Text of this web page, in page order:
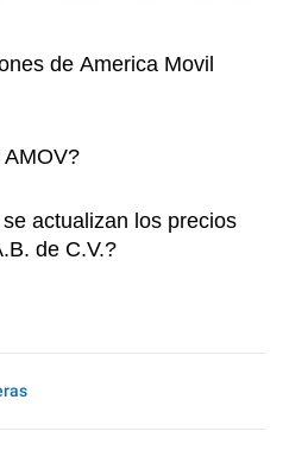
de America Movil
actualizan los precios
de C.V.?